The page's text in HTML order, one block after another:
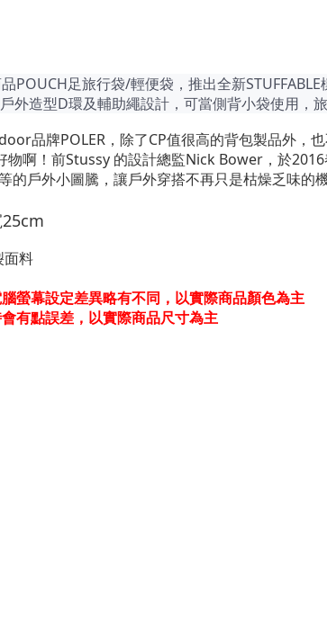
品POUCH足旅行袋/輕便袋，推出全新
外造型D環及輔助繩設計，可當側背小袋使用，
品牌POLER ，除了CP值很高的背包製品外，
物啊！前Stussy 的設計總監Nick Bower ，於2016
的戶外小圖騰，讓戶外穿搭不再只是枯燥乏味的
面料
螢幕設定差異略有不同，以實際商品顏色為主
有點誤差，以實際商品尺寸為主